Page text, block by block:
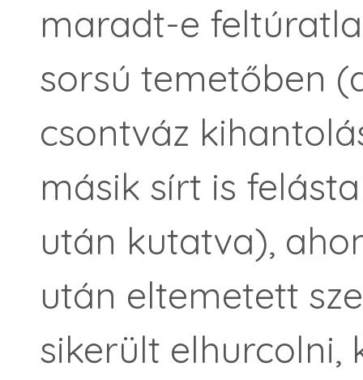
maradt-e
sorsú temetőben
csontváz
másik sírt is
után kutatva),
után eltemetett
sikerült elhurcolni,